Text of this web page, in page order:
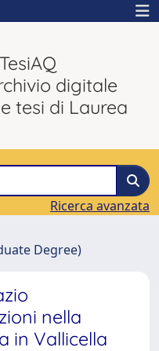
digitale
tesi di Laurea
Ricerca avanzata
Degree)
nella
in Vallicella